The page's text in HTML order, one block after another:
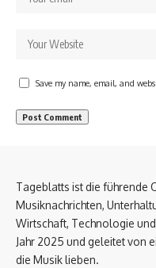
Save my name, email, and
Tageblatts ist die führende
Musiknachrichten,
Wirtschaft, Technologie
Jahr 2025 und geleitet von
die Musik lieben.